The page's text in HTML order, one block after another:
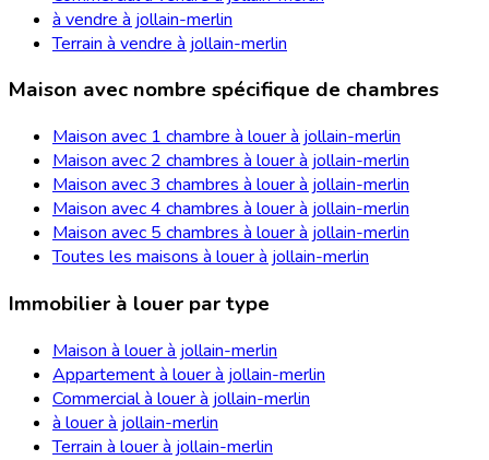
à vendre à jollain-merlin
Terrain à vendre à jollain-merlin
Maison avec nombre spécifique de chambres
Maison avec 1 chambre à louer à jollain-merlin
Maison avec 2 chambres à louer à jollain-merlin
Maison avec 3 chambres à louer à jollain-merlin
Maison avec 4 chambres à louer à jollain-merlin
Maison avec 5 chambres à louer à jollain-merlin
Toutes les maisons à louer à jollain-merlin
Immobilier à louer par type
Maison à louer à jollain-merlin
Appartement à louer à jollain-merlin
Commercial à louer à jollain-merlin
à louer à jollain-merlin
Terrain à louer à jollain-merlin